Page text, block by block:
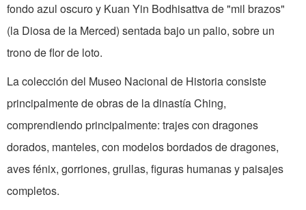
fondo azul oscuro y Kuan Yin Bodhisattva de "mil brazos"
(la Diosa de la Merced) sentada bajo un palio, sobre un
trono de flor de loto.
La colección del Museo Nacional de Historia consiste
principalmente de obras de la dinastía Ching,
comprendiendo principalmente: trajes con dragones
dorados, manteles, con modelos bordados de dragones,
aves fénix, gorriones, grullas, figuras humanas y paisajes
completos.